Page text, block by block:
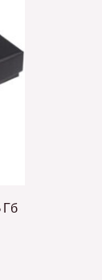
Гб